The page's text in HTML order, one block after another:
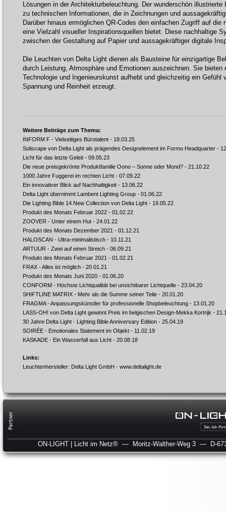
Lösungen in der Architekturbeleuchtung. Der wunderschön
zu technischen Informationen, die in Zeichnungen und
Darüber hinaus ermöglichen QR-Codes den einfachen Zugriff auf die
eine Vielzahl visueller Inspirationsquellen bietet. Diese nachhaltige
zwischen der Gestaltung auf Papier und aussagekräftiger digitale
Die Leuchten von Delta Light dienen als Bausteine für einzigartige
durch Leistung, Atmosphäre und Emotionen auszeichnen. Sie
Technologie und Ingenieurskunst aufhebt und gleichzeitig ein Gefühl
Spannung und Reinheit erzeugt.
Weitere Beiträge zum Thema:
INFORM F - Vielseitiges Bürotalent - 18.03.25
Soliscape von Delta Light als prägendes Designelement im Formo Headquarter -
Licht für das letzte Geleit - 09.05.23
Die neue preisgekrönte Produktfamilie Oono – Sonne oder Mond? - 21.10.22
1000 Jahre Fuggerei im rechten Licht - 07.09.22
Ein innovativer Blick auf Nachhaltigkeit - 13.06.22
Delta Light übernimmt Lambent Lighting Group - 01.06.22
Die Lighting Bible 14 New Collection von Delta Light - 19.05.22
Produkt des Monats Februar 2022 - 01.02.22
ZOOVER - Unter einem Hut - 24.01.22
Produkt des Monats Dezember 2021 - 01.12.21
HALOSCAN - Ultra-minimalistisch - 10.11.21
ARTUUR - Zwei auf einen Streich - 06.09.21
Produkt des Monats Februar 2021 - 01.02.21
FRAX - Alles ist möglich - 20.01.21
Produkt des Monats Juni 2020 - 01.06.20
CONFORM - Höchste Lichtqualität bei unsichtbarer Lichtquelle - 23.04.20
SHIFTLINE MATRIX - Mehr als die Summe seiner Teile - 20.01.20
FRAGMA - Anpassungskünstler für professionelle Shopbeleuchtung - 13.01.20
LASS-OH! von Delta Light gewinnt Preis im belgischen Design-Mekka Kortrijk -
30 Jahre Delta Light - Lighting Bible Anniversary Edition - 25.04.19
SOIRÉE - Emotionales Statement im Objekt - 11.02.19
KASKADE - Ein Wasserfall aus Licht - 20.08.18
Links:
Leuchtenhersteller: Delta Light GmbH - www.deltalight.de
ON-LIGHT | Licht im Netz® — Moritz-Walther-Weg 3 — D-